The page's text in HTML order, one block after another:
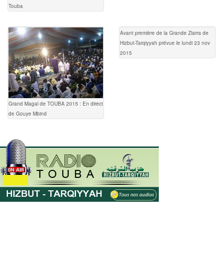
Touba
Grand Magal de TOUBA 2015 : En direct
de Gouye Mbind
Avant première de la Grande Ziarra de
Hizbut-Tarqiyyah prévue le lundi 23 nov
2015